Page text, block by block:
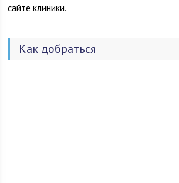
сайте клиники.
Как добраться